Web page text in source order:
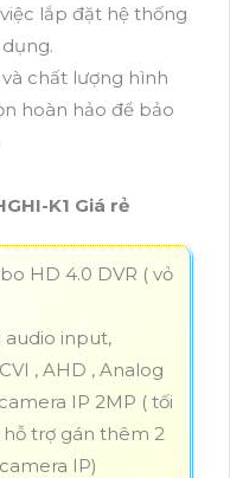
lắp đặt hệ thống
chất lượng hình
hoàn hảo để bảo
K1 Giá rẻ
HD 4.0 DVR ( vỏ
audio input,
, AHD , Analog
IP 2MP ( tối
hỗ trợ gán thêm 2
IP)